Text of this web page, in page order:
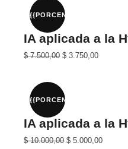
era:
$ 25.000,00.$ 12.500,00.
{{PORCENTAJE}}%
IA aplicada a la
El
era:
$ 15.000,00.
$7.500,00El
es:
$ 7.500,00.
$ 3.750,00
{{PORCENTAJE}}%
IA aplicada a la
El
$10.000,00El
$ 5.000,00